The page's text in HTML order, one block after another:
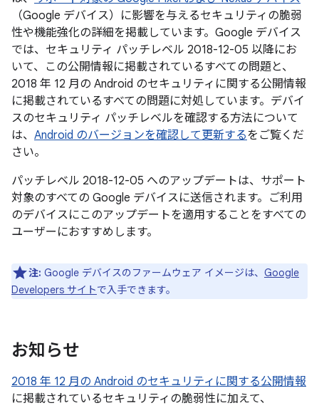
（Google デバイス）に影響を与えるセキュリティの脆弱
性や機能強化の詳細を掲載しています。Google デバイス
では、セキュリティ パッチレベル 2018-12-05 以降にお
いて、この公開情報に掲載されているすべての問題と、
2018 年 12 月の Android のセキュリティに関する公開情報
に掲載されているすべての問題に対処しています。デバイ
スのセキュリティ パッチレベルを確認する方法について
は、 Android のバージョンを確認して更新するをご覧くだ
さい。
パッチレベル 2018-12-05 へのアップデートは、サポート
対象のすべての Google デバイスに送信されます。ご利用
のデバイスにこのアップデートを適用することをすべての
ユーザーにおすすめします。
注: Google デバイスのファームウェア イメージは、 Google
Developers サイトで入手できます。
お知らせ
2018 年 12 月の Android のセキュリティに関する公開情報
に掲載されているセキュリティの脆弱性に加えて、